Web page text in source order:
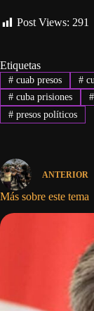
Post Views: 291
Etiquetas
#cuab presos #
#cuba prisiones #
#presos políticos
ANTERIOR
Más sobre este tema